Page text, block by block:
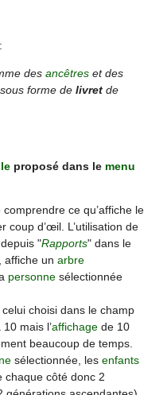
:
des ancêtreset des
forme de livretde
proposé dans le menu
ce qu’affiche le
coup d’œil. L’utilisation de
"Rapports" dans le
affiche un arbre
personnesélectionnée
choisi dans le champ
mais l’affichagede 10
beaucoup de temps.
sélectionnée, les enfants
côté donc 2